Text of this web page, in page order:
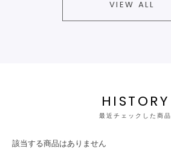
VIEW ALL
HISTORY
最近チェックした商品
該当する商品はありません